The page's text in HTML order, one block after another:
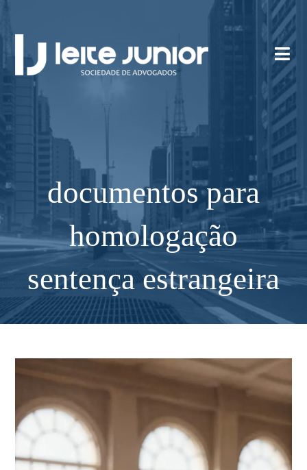
documentos para
homologação
sentença estrangeira